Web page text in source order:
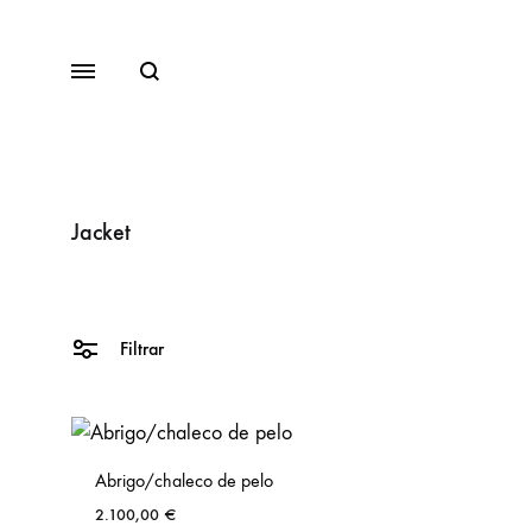
MenuBuscar
Sweatshirt
Jacket
Filtrar
Abrigo/chaleco de pelo
2.100,00 €